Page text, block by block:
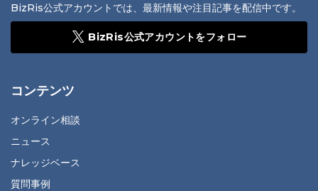
BizRis公式アカウントでは、最新情報や注目記事を配信中です。
BizRis公式アカウントをフォロー
コンテンツ
オンライン相談
ニュース
ナレッジベース
質問事例